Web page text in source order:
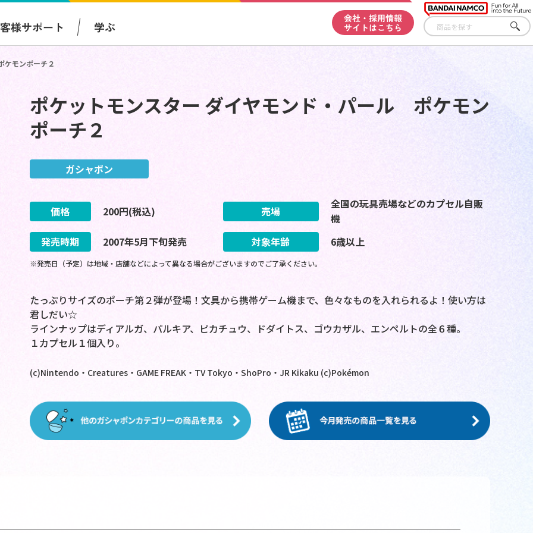
様サポート 学ぶ
会社・採用情報
サイトはこちら
さが
す
モンポーチ２
ポケットモンスター ダイヤモンド・パール ポケモン
ポーチ２
ガシャポン
価格 200円(税込) 売場
全国の玩具売場などのカプセル自販
機
発売時期
2007年5月下旬発売 対象年齢 6歳以上
※発売日（予定）は地域・店舗などによって異なる場合がございますのでご了承ください。
たっぷりサイズのポーチ第２弾が登場！文具から携帯ゲーム機まで、色々なものを入れられるよ！使い方は
君しだい☆
ラインナップはディアルガ、パルキア、ピカチュウ、ドダイトス、ゴウカザル、エンペルトの全６種。
１カプセル１個入り。
(c)Nintendo・Creatures・GAME FREAK・TV Tokyo・ShoPro・JR Kikaku (c)Pokémon